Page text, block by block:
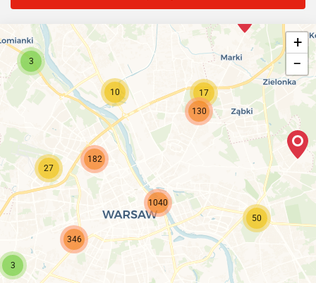
50
1040
182
130
17
346
27
10
3
3
+
−